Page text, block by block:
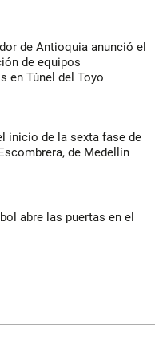
de Antioquia anunció el
de equipos
en Túnel del Toyo
inicio de la sexta fase de
de Medellín
abre las puertas en el